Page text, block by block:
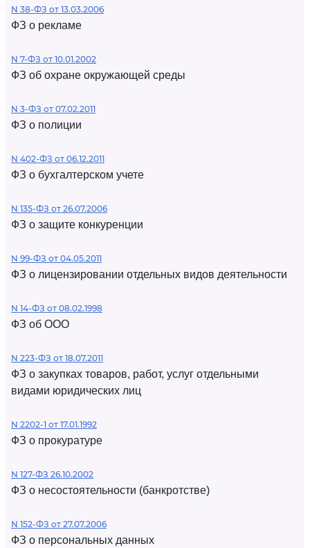
N 38-ФЗ от 13.03.2006
ФЗ о рекламе
N 7-ФЗ от 10.01.2002
ФЗ об охране окружающей среды
N 3-ФЗ от 07.02.2011
ФЗ о полиции
N 402-ФЗ от 06.12.2011
ФЗ о бухгалтерском учете
N 135-ФЗ от 26.07.2006
ФЗ о защите конкуренции
N 99-ФЗ от 04.05.2011
ФЗ о лицензировании отдельных видов деятельности
N 14-ФЗ от 08.02.1998
ФЗ об ООО
N 223-ФЗ от 18.07.2011
ФЗ о закупках товаров, работ, услуг отдельными
видами юридических лиц
N 2202-1 от 17.01.1992
ФЗ о прокуратуре
N 127-ФЗ 26.10.2002
ФЗ о несостоятельности (банкротстве)
N 152-ФЗ от 27.07.2006
ФЗ о персональных данных